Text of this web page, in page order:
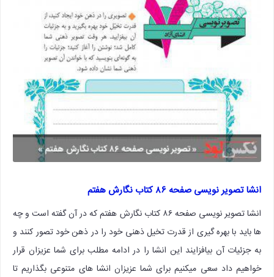
انشا تصویر نویسی صفحه ۸۶ کتاب نگارش هفتم
انشا تصویر نویسی صفحه ۸۶ کتاب نگارش هفتم که در آن گفته است و چه
ها باید با بهره گیری از قدرت تخیل ذهنی خود را در ذهن خود تصور کنند و
به جزئیات آن بیافزایند این انشا را در ادامه مطلب برای شما عزیزان قرار
خواهیم داد سعی میکنیم برای شما عزیزان انشا های متنوعی بگذاریم تا